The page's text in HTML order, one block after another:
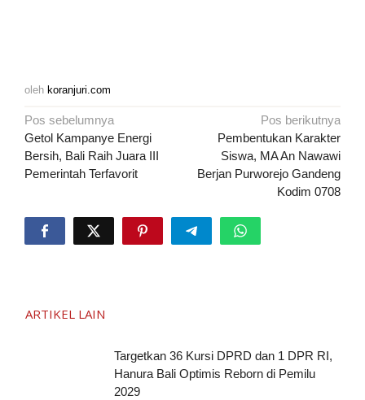
oleh koranjuri.com
Navigasi
pos
Pos sebelumnya
Getol Kampanye Energi
Bersih, Bali Raih Juara III
Pemerintah Terfavorit
Pos berikutnya
Pembentukan Karakter
Siswa, MA An Nawawi
Berjan Purworejo Gandeng
Kodim 0708
ARTIKEL LAIN
Targetkan 36 Kursi DPRD dan 1 DPR RI,
Hanura Bali Optimis Reborn di Pemilu
2029